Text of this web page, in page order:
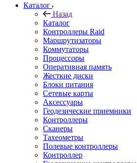
Каталог
Назад
Каталог
Контроллеры Raid
Маршрутизаторы
Коммутаторы
Процессоры
Оперативная память
Жесткие диски
Блоки питания
Сетевые карты
Аксессуары
Геодезические приемники
Контроллеры
Сканеры
Тахеометры
Полевые контроллеры
Контроллер